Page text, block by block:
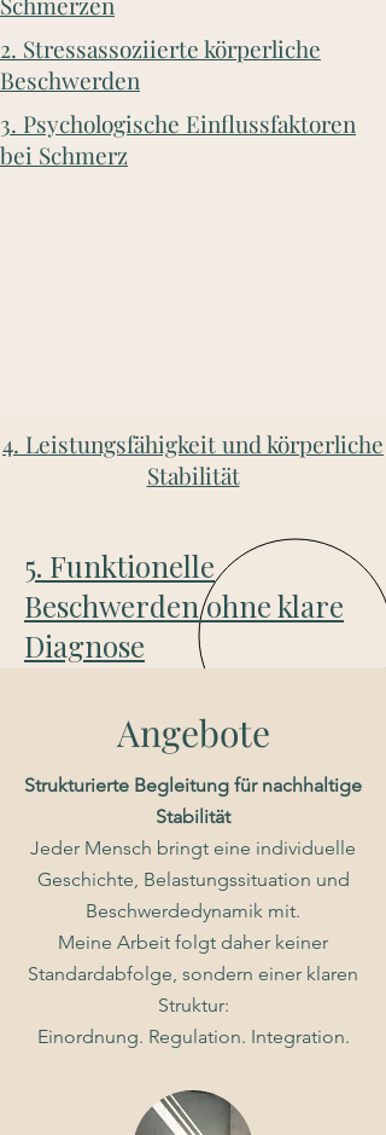
2. Stressassoziierte körperliche
Beschwerden
3. Psychologische Einflussfaktoren
bei Schmerz
4. Leistungsfähigkeit und körperliche
Stabilität
5. Funktionelle
Beschwerden ohne klare
Diagnose
Angebote
Strukturierte Begleitung für nachhaltige
Stabilität
Jeder Mensch bringt eine individuelle
Geschichte, Belastungssituation und
Beschwerdedynamik mit.
Meine Arbeit folgt daher keiner
Standardabfolge, sondern einer klaren
Struktur:
Einordnung. Regulation. Integration.